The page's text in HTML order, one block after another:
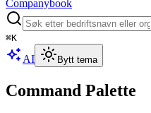
Companybook
⌘K
AI Bytt tema
Command Palette